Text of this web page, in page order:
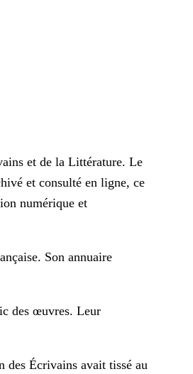
et de la Littérature. Le
et consulté en ligne, ce
numérique et
Son annuaire
des œuvres. Leur
des Écrivains avait tissé au